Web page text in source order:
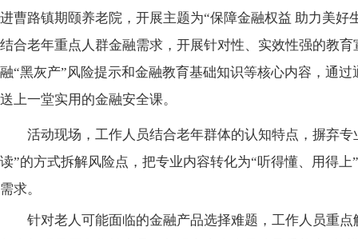
进曹路镇期颐养老院，开展主题为“保障金融权益 助力美好
结合老年重点人群金融需求，开展针对性、实效性强的教
融“黑灰产”风险提示和金融教育基础知识等核心内容，通
送上一堂实用的金融安全课。
活动现场，工作人员结合老年群体的认知特点，摒弃
读”的方式拆解风险点，把专业内容转化为“听得懂、用得
需求。
针对老人可能面临的金融产品选择难题，工作人员重